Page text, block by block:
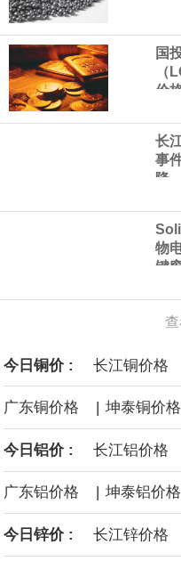
美元的项目制造重重
欧股开盘涨跌不一，
0.08%，法国CAC40
意大利富时MIB指数
瑞士7月季调后失业
商品期货收盘，黄
涨2.64%，镍连续
沙特下调了对亚洲
缓解霍尔木兹海峡
危及了经由红海向
格。
国
（
价
长
事
降
物
键
今日铜价 : 长江铜价格
广东铜价格 | 坤泰铜价格
今日铝价 : 长江铝价格
广东铝价格 | 坤泰铝价格
今日锌价 : 长江锌价格